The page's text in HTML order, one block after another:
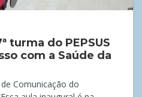
turma do PEPSUS
com a Saúde da
Comunicação do